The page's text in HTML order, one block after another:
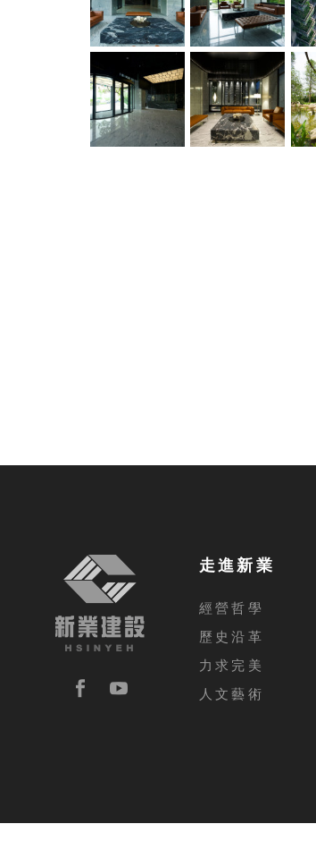
走進新業
經營哲學
歷史沿革
力求完美
人文藝術